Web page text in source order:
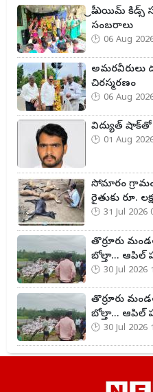
ప్రీ ఎయిమ్
సంబరాలు
06 Aug
అమరవీరులు
చిరస్మరణం
06 Aug
విద్యుత్
01 Aug
సోమారం
రైతుకు రూ.
31 Jul 2026
తొర్రూరు
బోల్తా... ఆపిల్
30 Jul 2026
తొర్రూరు
బోల్తా... ఆపిల్
30 Jul 2026